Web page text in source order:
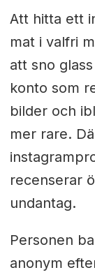
Att hitta ett
mat i valfri
att sno
konto som
bilder och
mer rare.
recenserar
undantag.
Personen
anonym